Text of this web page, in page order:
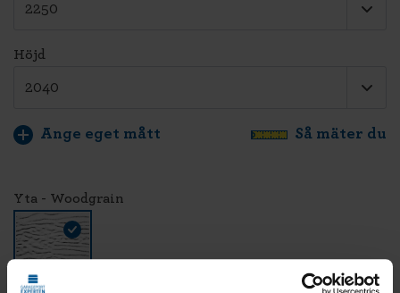
Höjd
Ange eget mått Så mäter du
Yta - Woodgrain